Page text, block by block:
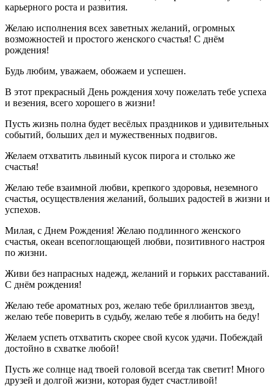
карьерного роста и развития.
Желаю исполнения всех заветных желаний, огромных
возможностей и простого женского счастья! С днём
рождения!
Будь любим, уважаем, обожаем и успешен.
В этот прекрасный День рождения хочу пожелать тебе успеха
и везения, всего хорошего в жизни!
Пусть жизнь полна будет весёлых праздников и удивительных
событий, больших дел и мужественных подвигов.
Желаем отхватить львиный кусок пирога и столько же
счастья!
Желаю тебе взаимной любви, крепкого здоровья, неземного
счастья, осуществления желаний, больших радостей в жизни и
успехов.
Милая, с Днем Рождения! Желаю подлинного женского
счастья, океан всепоглощающей любви, позитивного настроя
по жизни.
Живи без напрасных надежд, желаний и горьких расставаний.
С днём рождения!
Желаю тебе ароматных роз, желаю тебе бриллиантов звезд,
желаю тебе поверить в судьбу, желаю тебе я любить на беду!
Желаем успеть отхватить скорее свой кусок удачи. Побеждай
достойно в схватке любой!
Пусть же солнце над твоей головой всегда так светит! Много
друзей и долгой жизни, которая будет счастливой!